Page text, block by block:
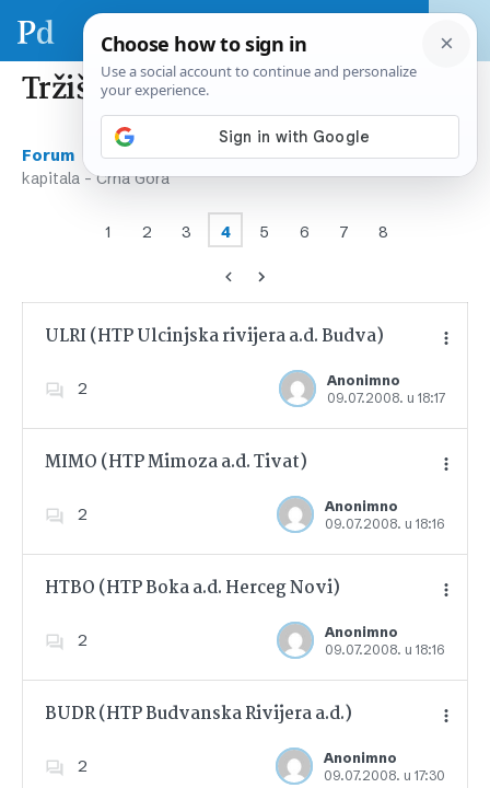
Tržišta kapitala – Crna Gora
Forum Tržište kapitala – regija & svijet ›
Tržišta
kapitala – Crna Gora
1 2 3 4 5 6 7 8
ULRI (HTP Ulcinjska rivijera a.d. Budva)
2
Anonimno
09.07.2008. u 18:17
Dodajte u favorite
MIMO (HTP Mimoza a.d. Tivat)
2
Anonimno
09.07.2008. u 18:16
Dodajte u favorite
HTBO (HTP Boka a.d. Herceg Novi)
2
Anonimno
09.07.2008. u 18:16
Dodajte u favorite
BUDR (HTP Budvanska Rivijera a.d.)
2
Anonimno
09.07.2008. u 17:30
Dodajte u favorite